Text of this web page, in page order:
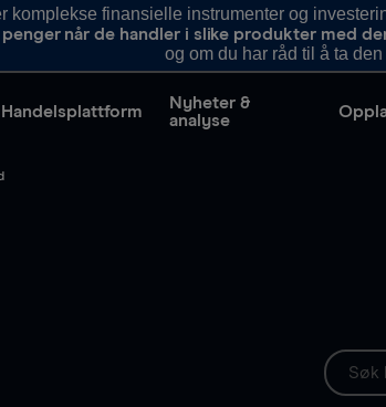
komplekse finansielle instrumenter og
når de handler i slike produkter med
og om du har råd til å ta
Handelsplattform
Nyheter &
analyse